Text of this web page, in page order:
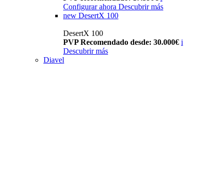
Configurar ahora Descubrir más
new DesertX 100
DesertX 100
PVP Recomendado desde: 30.000€ i
Descubrir más
Diavel